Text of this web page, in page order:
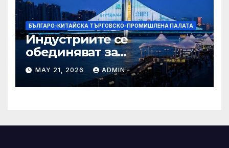
БЪЛГАРО-КИТАЙСКА ТЪРГОВСКО-ПРОМИШЛЕНА ПАЛАТА
Индустриите се
обединяват за
висококачествен растеж на
културния и
туристическия сектор
MAY 21, 2026 ADMIN